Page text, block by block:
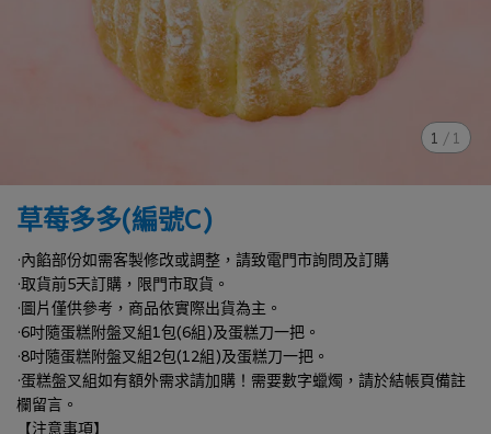
1 /1
草莓多多(編號C)
·內餡部份如需客製修改或調整，請致電門市詢問及訂購
·取貨前5天訂購，限門市取貨。
·圖片僅供參考，商品依實際出貨為主。
·6吋隨蛋糕附盤叉組1包(6組)及蛋糕刀一把。
·8吋隨蛋糕附盤叉組2包(12組)及蛋糕刀一把。
·蛋糕盤叉組如有額外需求請加購！需要數字蠟燭，請於結帳頁備註
欄留言。
【注意事項】